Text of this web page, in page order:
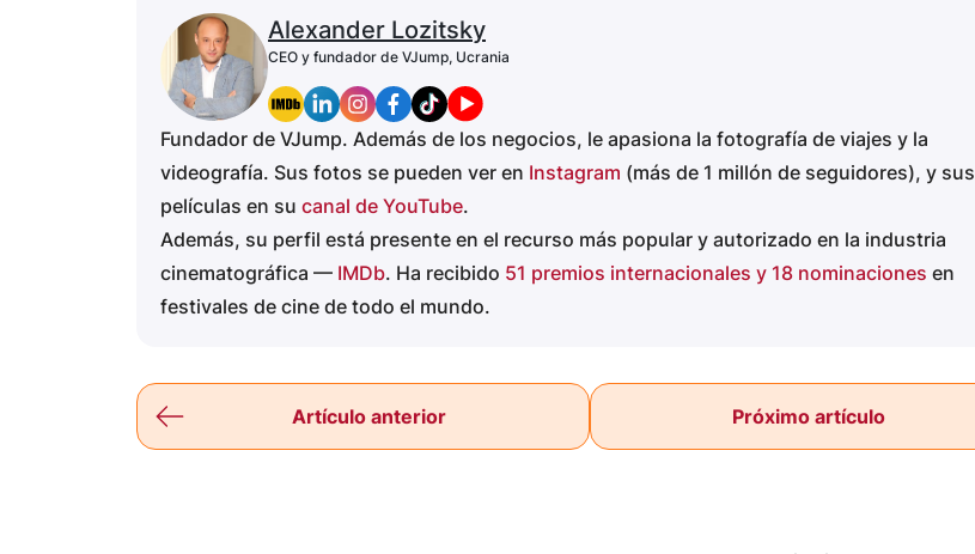
Alexander Lozitsky
CEO y fundador de VJump, Ucrania
Fundador de VJump. Además de los negocios, le apasiona la fotografía de viajes y la
videografía. Sus fotos se pueden ver en Instagram (más de 1 millón de seguidores), y sus
películas en su canal de YouTube.
Además, su perfil está presente en el recurso más popular y autorizado en la industria
cinematográfica — IMDb. Ha recibido 51 premios internacionales y 18 nominaciones en
festivales de cine de todo el mundo.
Artículo anterior Próximo artículo